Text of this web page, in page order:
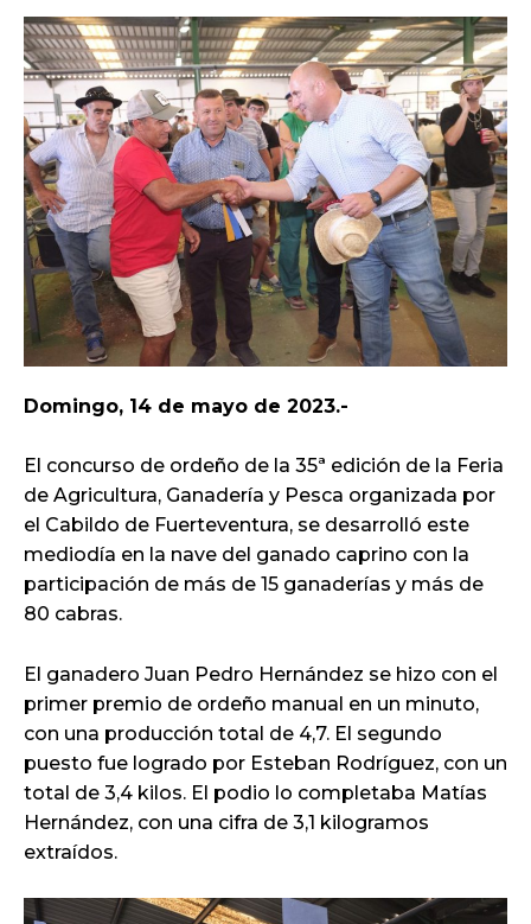
Domingo, 14 de mayo de 2023.-
El concurso de ordeño de la 35ª edición de la Feria
de Agricultura, Ganadería y Pesca organizada por
el Cabildo de Fuerteventura, se desarrolló este
mediodía en la nave del ganado caprino con la
participación de más de 15 ganaderías y más de
80 cabras.
El ganadero Juan Pedro Hernández se hizo con el
primer premio de ordeño manual en un minuto,
con una producción total de 4,7. El segundo
puesto fue logrado por Esteban Rodríguez, con un
total de 3,4 kilos. El podio lo completaba Matías
Hernández, con una cifra de 3,1 kilogramos
extraídos.